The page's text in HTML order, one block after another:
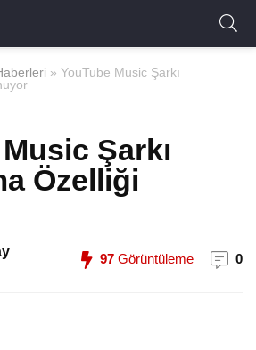
» YouTube Music Şarkı
Şarkı
Özelliği
97 Görüntüleme 0